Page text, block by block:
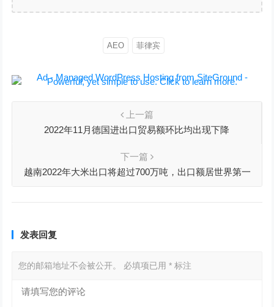
AEO 菲律宾
上一篇
2022年11月德国进出口贸易额环比均出现下降
下一篇
越南2022年大米出口将超过700万吨，出口额居世界第一
发表回复
您的邮箱地址不会被公开。 必填项已用* 标注